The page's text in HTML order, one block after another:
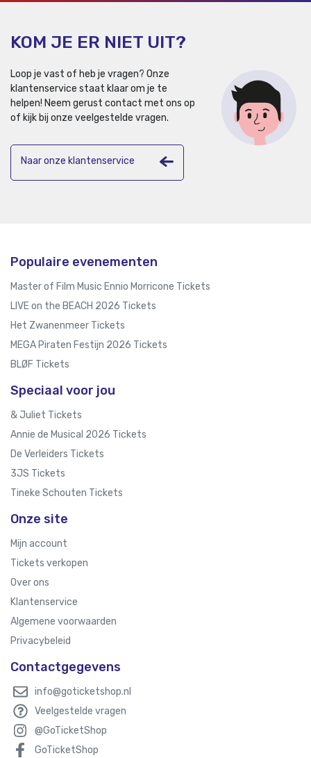
KOM JE ER NIET UIT?
Loop je vast of heb je vragen? Onze
klantenservice staat klaar om je te
helpen! Neem gerust contact met ons op
of kijk bij onze veelgestelde vragen.
Naar onze klantenservice
Populaire evenementen
Master of Film Music Ennio Morricone Tickets
LIVE on the BEACH 2026 Tickets
Het Zwanenmeer Tickets
MEGA Piraten Festijn 2026 Tickets
BLØF Tickets
Speciaal voor jou
& Juliet Tickets
Annie de Musical 2026 Tickets
De Verleiders Tickets
3JS Tickets
Tineke Schouten Tickets
Onze site
Mijn account
Tickets verkopen
Over ons
Klantenservice
Algemene voorwaarden
Privacybeleid
Contactgegevens
info@goticketshop.nl
Veelgestelde vragen
@GoTicketShop
GoTicketShop